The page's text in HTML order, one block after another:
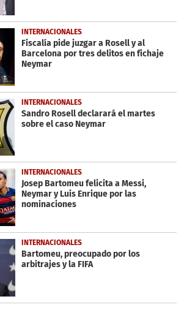
INTERNACIONALES
Fiscalía pide juzgar a Rosell y al
Barcelona por tres delitos en fichaje
Neymar
INTERNACIONALES
Sandro Rosell declarará el martes
sobre el caso Neymar
INTERNACIONALES
Josep Bartomeu felicita a Messi,
Neymar y Luis Enrique por las
nominaciones
INTERNACIONALES
Bartomeu, preocupado por los
arbitrajes y la FIFA